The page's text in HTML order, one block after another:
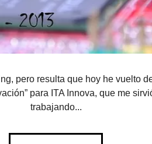
pero resulta que hoy he vuelto
para ITA Innova, que me
trabajando...